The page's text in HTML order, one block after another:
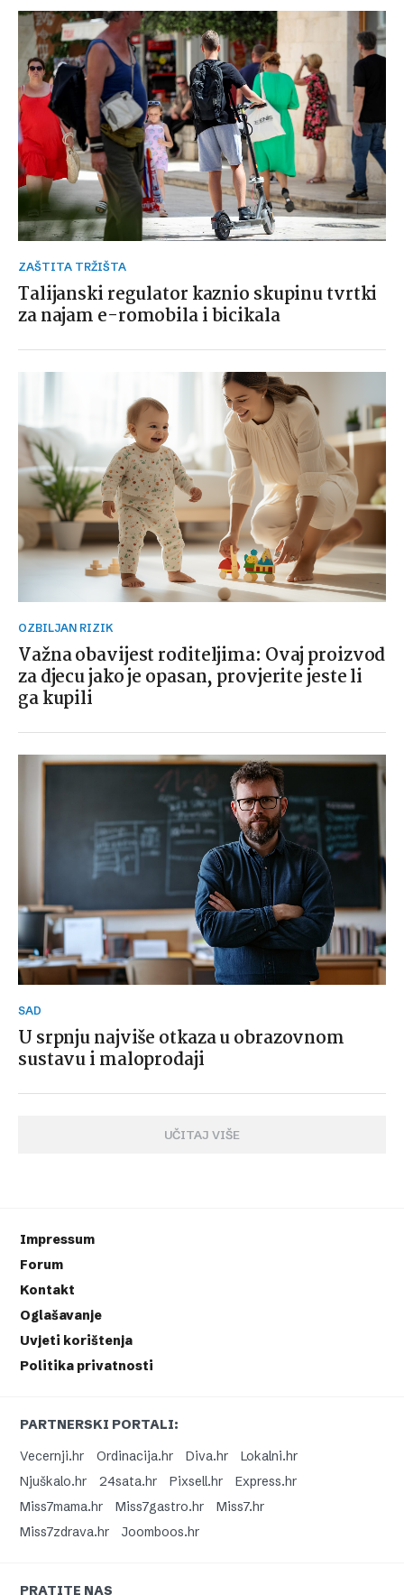
ZAŠTITA TRŽIŠTA
Talijanski regulator kaznio skupinu tvrtki
za najam e-romobila i bicikala
OZBILJAN RIZIK
Važna obavijest roditeljima: Ovaj proizvod
za djecu jako je opasan, provjerite jeste li
ga kupili
SAD
U srpnju najviše otkaza u obrazovnom
sustavu i maloprodaji
UČITAJ VIŠE
Impressum
Forum
Kontakt
Oglašavanje
Uvjeti korištenja
Politika privatnosti
PARTNERSKI PORTALI:
Vecernji.hr
Ordinacija.hr Diva.hr
Lokalni.hr
Njuškalo.hr
24sata.hr Pixsell.hr
Express.hr
Miss7mama.hr
Miss7gastro.hr
Miss7.hr
Miss7zdrava.hr
Joomboos.hr
PRATITE NAS